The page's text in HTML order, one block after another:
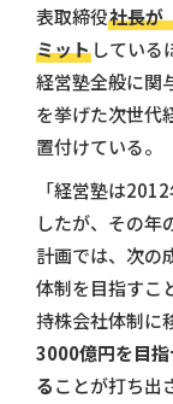
表取締役社長が
ミットしている
経営塾全般に関
を挙げた次世代
置付けている。
「経営塾は
したが、その年
計画では、次の
体制を目指すこ
持株会社体制に
3000億円を目指
ることが打ち出